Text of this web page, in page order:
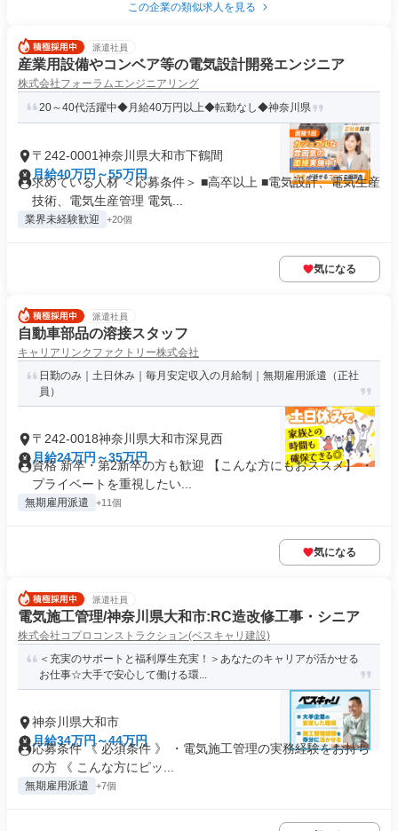
この企業の類似求人を見る
派遣社員
産業用設備やコンベア等の電気設計開発エンジニア
株式会社フォーラムエンジニアリング
20～40代活躍中◆月給40万円以上◆転勤なし◆神奈川県
〒242-0001神奈川県大和市下鶴間
月給40万円～55万円
求めている人材 ＜応募条件＞ ■高卒以上 ■電気設計、電気生産
技術、電気生産管理 電気...
業界未経験歓迎 +20個
気になる
派遣社員
自動車部品の溶接スタッフ
キャリアリンクファクトリー株式会社
日勤のみ｜土日休み｜毎月安定収入の月給制｜無期雇用派遣（正社
員）
〒242-0018神奈川県大和市深見西
月給24万円～35万円
資格 新卒・第2新卒の方も歓迎 【こんな方にもおススメ】 ・
プライベートを重視したい...
無期雇用派遣 +11個
気になる
派遣社員
電気施工管理/神奈川県大和市:RC造改修工事・シニア
株式会社コプロコンストラクション(ベスキャリ建設)
＜充実のサポートと福利厚生充実！＞あなたのキャリアが活かせる
お仕事☆大手で安心して働ける環...
神奈川県大和市
月給34万円～44万円
応募条件 《 必須条件 》 ・電気施工管理の実務経験をお持ち
の方 《 こんな方にピッ...
無期雇用派遣 +7個